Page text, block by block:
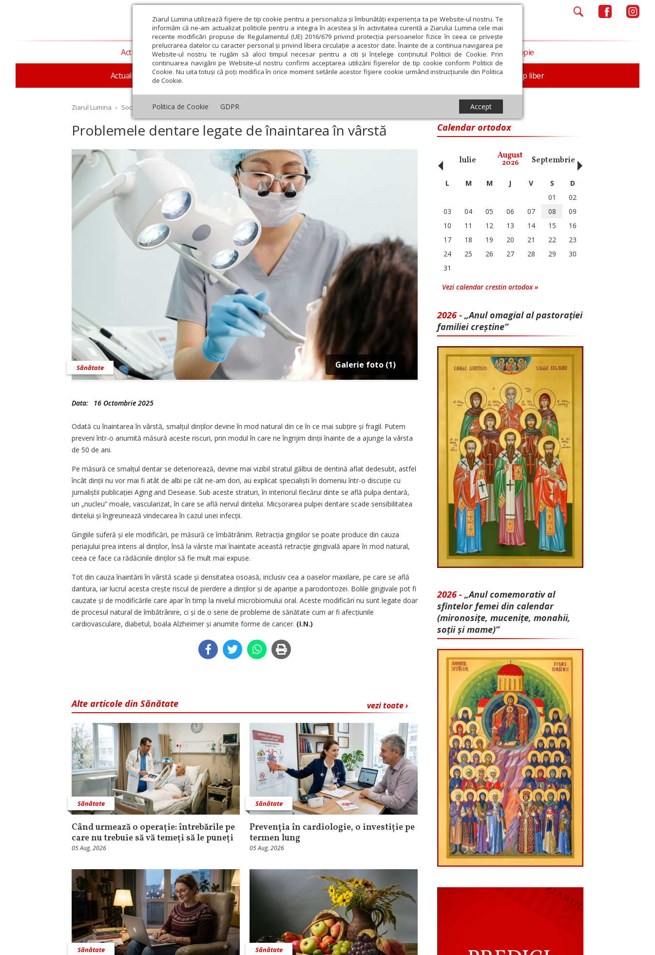
Ziarul Lumina utilizează fişiere de tip cookie pentru a personaliza și îmbunătăți experiența ta pe Website-ul nostru. Te
informăm că ne-am actualizat politicile pentru a integra în acestea și în activitatea curentă a Ziarului Lumina cele mai
recente modificări propuse de Regulamentul (UE) 2016/679 privind protecția persoanelor fizice în ceea ce privește
prelucrarea datelor cu caracter personal și privind libera circulație a acestor date. Înainte de a continua navigarea pe
Website-ul nostru te rugăm să aloci timpul necesar pentru a citi și înțelege conținutul Politicii de Cookie. Prin
continuarea navigării pe Website-ul nostru confirmi acceptarea utilizării fişierelor de tip cookie conform Politicii de
Cookie. Nu uita totuși că poți modifica în orice moment setările acestor fişiere cookie urmând instrucțiunile din Politica
de Cookie.
Politica de Cookie GDPR Accept
Actualitate religioasă Teologie și spiritualitate Educaţie și Cultură Societate
Actualitate socială Sănătate Analiză Reportaj Psihologie Religie și știință Familie Timp liber
Opinii Filantropie
Ziarul Lumina › Societate › Sănătate › Problemele dentare legate de înaintarea în vârstă
Problemele dentare legate de înaintarea în vârstă
Galerie foto (1)
Sănătate
Data: 16 Octombrie 2025
Odată cu înaintarea în vârstă, smalțul dinților devine în mod natural din ce în ce mai subțire și fragil. Putem
preveni într-o anumită măsură aceste riscuri, prin modul în care ne îngrijim dinții înainte de a ajunge la vârsta
de 50 de ani.
Pe măsură ce smalțul dentar se deteriorează, devine mai vizibil stratul gălbui de dentină aflat dedesubt, astfel
încât dinții nu vor mai fi atât de albi pe cât ne-am dori, au explicat specialiști în domeniu într-o discuție cu
jurnaliștii publicației Aging and Desease. Sub aceste straturi, în interiorul fiecărui dinte se află pulpa dentară,
un „nucleu” moale, vascularizat, în care se află nervul dintelui. Micșorarea pulpei dentare scade sensibilitatea
dintelui și îngreunează vindecarea în cazul unei infecții.
Gingiile suferă și ele modificări, pe măsură ce îmbătrânim. Retrac­ția gingiilor se poate produce din cauza
periajului prea intens al dinților, însă la vârste mai înaintate această retracție gingivală apare în mod natural,
ceea ce face ca rădăcinile dinților să fie mult mai expuse.
Tot din cauza înaintării în vârstă scade și densitatea osoasă, inclusiv cea a oaselor maxilare, pe care se află
dantura, iar lucrul acesta crește riscul de pierdere a dinților și de apariție a parodontozei. Bolile gingivale pot fi
cauzate și de modificările care apar în timp la nivelul microbiomului oral. Aceste modificări nu sunt legate doar
de procesul natural de îmbătrânire, ci și de o serie de probleme de sănătate cum ar fi afecțiunile
cardiovasculare, diabetul, boala Alzheimer și anumite forme de cancer. (I.N.)
vezi toate ›
Alte articole din Sănătate
Sănătate
Când urmează o operație: întrebările pe
care nu trebuie să vă temeți să le puneți
05 Aug, 2026
Sănătate
Prevenția în cardiologie, o investiție pe
termen lung
05 Aug, 2026
Sănătate Sănătate
Calendar ortodox
Octombrie Noiembrie Decembrie Ianuarie Februarie Martie Iulie August
2026 Septembrie Octombrie
‹ L M M J V S
D
01
02
03
04 05 06 07 08
09
10
11 12 13 14 15
16
17
18 19 20 21 22
23
24
25 26 27 28 29
30
31
Vezi calendar crestin ortodox »
2026 - „Anul omagial al pastorației
familiei creștine”
2026 - „Anul comemorativ al
sfintelor femei din calendar
(mironosițe, mu­cenițe, monahii,
soții și mame)”